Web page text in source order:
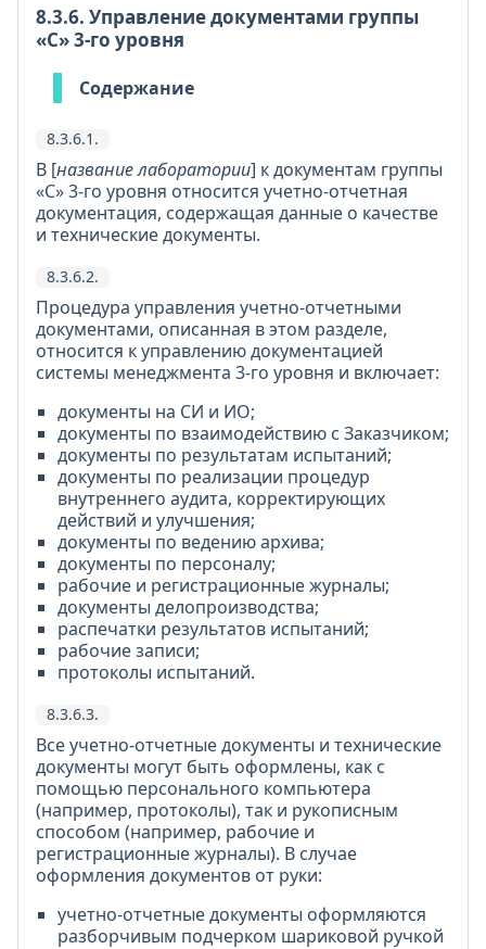
8.3.6. Управление документами группы
«С» 3-го уровня
Содержание
8.3.6.1.
В [название лаборатории] к документам группы
«С» 3-го уровня относится учетно-отчетная
документация, содержащая данные о качестве
и технические документы.
8.3.6.2.
Процедура управления учетно-отчетными
документами, описанная в этом разделе,
относится к управлению документацией
системы менеджмента 3-го уровня и включает:
документы на СИ и ИО;
документы по взаимодействию с Заказчиком;
документы по результатам испытаний;
документы по реализации процедур
внутреннего аудита, корректирующих
действий и улучшения;
документы по ведению архива;
документы по персоналу;
рабочие и регистрационные журналы;
документы делопроизводства;
распечатки результатов испытаний;
рабочие записи;
протоколы испытаний.
8.3.6.3.
Все учетно-отчетные документы и технические
документы могут быть оформлены, как с
помощью персонального компьютера
(например, протоколы), так и рукописным
способом (например, рабочие и
регистрационные журналы). В случае
оформления документов от руки:
учетно-отчетные документы оформляются
разборчивым подчерком шариковой ручкой